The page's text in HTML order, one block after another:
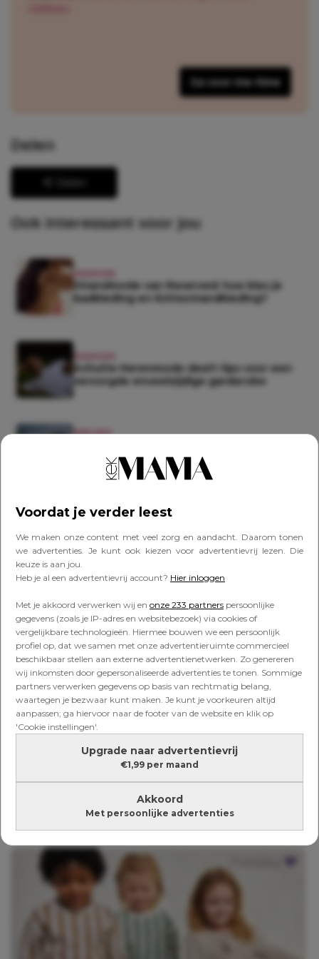
Voordat je verder leest
We maken onze content met veel zorg en aandacht. Daarom tonen
we advertenties. Je kunt ook kiezen voor advertentievrij lezen. Die
keuze is aan jou.
Heb je al een advertentievrij account? Hier inloggen
Met je akkoord verwerken wij en onze 233 partners persoonlijke
gegevens (zoals je IP-adres en websitebezoek) via cookies of
vergelijkbare technologieën. Hiermee bouwen we een persoonlijk
profiel op, dat we samen met onze advertentieruimte commercieel
beschikbaar stellen aan externe advertentienetwerken. Zo genereren
wij inkomsten door gepersonaliseerde advertenties te tonen. Sommige
partners verwerken gegevens op basis van rechtmatig belang,
waartegen je bezwaar kunt maken. Je kunt je voorkeuren altijd
aanpassen; ga hiervoor naar de footer van de website en klik op
'Cookie instellingen'.
Upgrade naar advertentievrij
€1,99 per maand
Akkoord
Met persoonlijke advertenties
Ga voor me-time
Delen
Ook interessant voor jou
Strandmode van Reserved: hoe kies je
badkleding en lichtestrandkleding?
Schulte Herenmode deelt tips voor een
verzorgde enveelzijdige garderobe
NIEUWS
weekend op slechts 300 meter hoogte
over een deel van Nederland
Lees verder onder de advertentie
Prénatal Essentials: fijne
kleding voor groeiende
buiken én kleine
avonturiers